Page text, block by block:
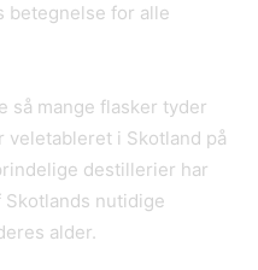
betegnelse for alle
så mange flasker tyder
veletableret i Skotland på
destillerier har
nutidige
alder.